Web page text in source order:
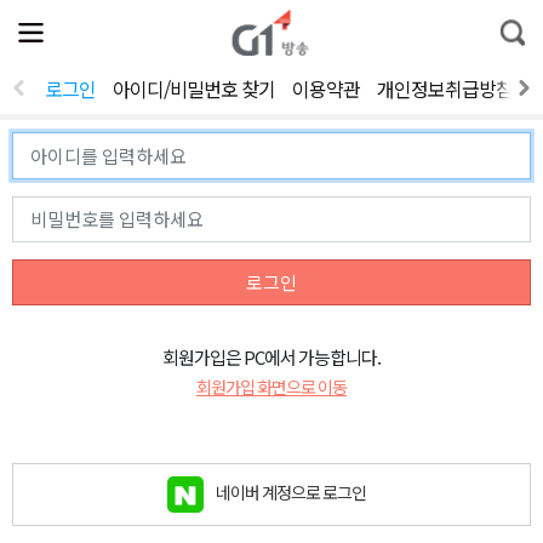
전
체
뉴
열
통
합
색
로그인 아이디/비밀번호 찾기 이용약관 개인정보취급방침
로그인
회원가입은 PC에서 가능합니다.
회원가입 화면으로 이동
네이버 계정으로 로그인